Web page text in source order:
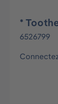
*
6526799